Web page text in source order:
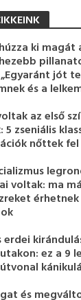
ki magát
jót
és a
az első
5 zseniális
nőttek fel
voltak: ma
erdei
ez a 9
és